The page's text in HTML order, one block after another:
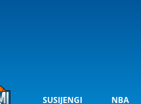
SUSIJENGI NBA